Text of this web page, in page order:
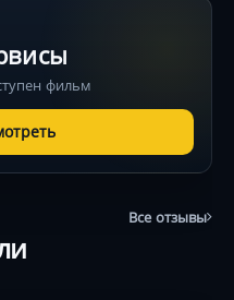
фильм
Все отзывы